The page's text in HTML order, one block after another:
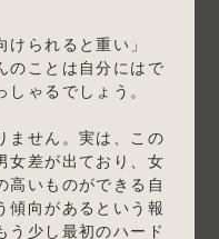
けられると重い」
のことは自分にはで
ゃるでしょう。
ません。実は、この
女差が出ており、女
高いものができる自
傾向があるという報
う少し最初のハード